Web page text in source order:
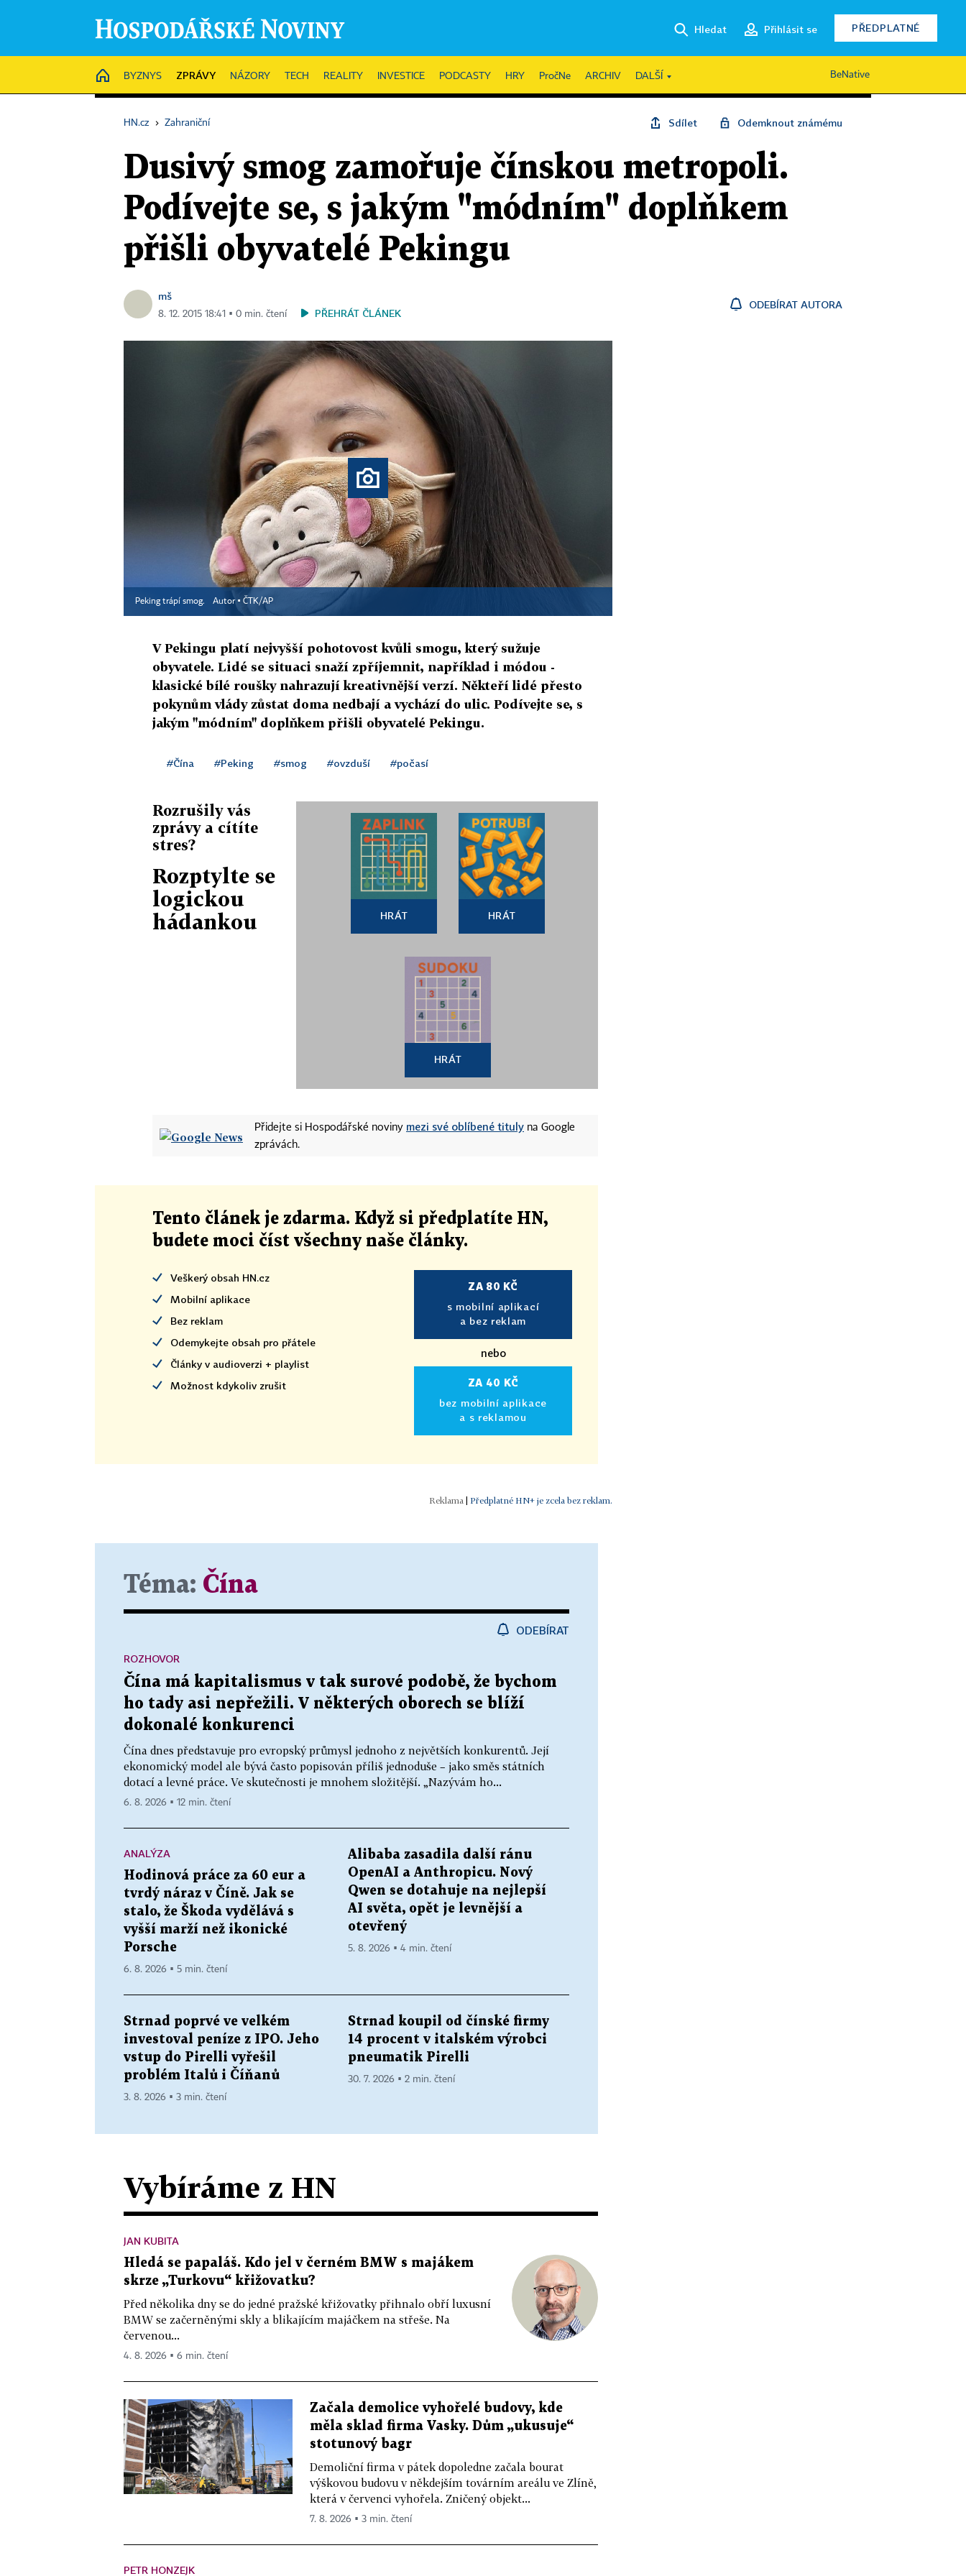
Hledat Přihlásit se PŘEDPLATNÉ
HOME
BYZNYS ZPRÁVY NÁZORY TECH REALITY INVESTICE PODCASTY HRY PročNe ARCHIV DALŠÍ BeNative
HN.cz › Zahraniční Sdílet Odemknout známému
Dusivý smog zamořuje čínskou metropoli.
Podívejte se, s jakým "módním" doplňkem
přišli obyvatelé Pekingu
mš
8. 12. 2015 18:41 ▪ 0 min. čtení PŘEHRÁT ČLÁNEK
ODEBÍRAT AUTORA
Peking trápí smog. Autor ▪ ČTK/AP
V Pekingu platí nejvyšší pohotovost kvůli smogu, který sužuje
obyvatele. Lidé se situaci snaží zpříjemnit, například i módou -
klasické bílé roušky nahrazují kreativnější verzí. Někteří lidé přesto
pokynům vlády zůstat doma nedbají a vychází do ulic. Podívejte se, s
jakým "módním" doplňkem přišli obyvatelé Pekingu.
#Čína #Peking #smog #ovzduší #počasí
Rozrušily vás
zprávy a cítíte
stres?
Rozptylte se
logickou
hádankou
HRÁT HRÁT
HRÁT
Přidejte si Hospodářské noviny mezi své oblíbené tituly na Google
zprávách.
Tento článek je zdarma. Když si předplatíte HN,
budete moci číst všechny naše články.
Veškerý obsah HN.cz
Mobilní aplikace
Bez reklam
Odemykejte obsah pro přátele
Články v audioverzi + playlist
Možnost kdykoliv zrušit
ZA 80 KČ
s mobilní aplikací
a bez reklam
nebo
ZA 40 KČ
bez mobilní aplikace
a s reklamou
| Předplatné HN+ je zcela bez reklam.
Téma: Čína
ODEBÍRAT
Čína má kapitalismus v tak surové podobě, že bychom
ho tady asi nepřežili. V některých oborech se blíží
dokonalé konkurenci
Čína dnes představuje pro evropský průmysl jednoho z největších konkurentů. Její
ekonomický model ale bývá často popisován příliš jednoduše – jako směs státních
dotací a levné práce. Ve skutečnosti je mnohem složitější. „Nazývám ho...
ROZHOVOR
6. 8. 2026 ▪ 12 min. čtení
ANALÝZA
Hodinová práce za 60 eur a
tvrdý náraz v Číně. Jak se
stalo, že Škoda vydělává s
vyšší marží než ikonické
Porsche
6. 8. 2026 ▪ 5 min. čtení
Alibaba zasadila další ránu
OpenAI a Anthropicu. Nový
Qwen se dotahuje na nejlepší
AI světa, opět je levnější a
otevřený
5. 8. 2026 ▪ 4 min. čtení
Strnad poprvé ve velkém
investoval peníze z IPO. Jeho
vstup do Pirelli vyřešil
problém Italů i Číňanů
3. 8. 2026 ▪ 3 min. čtení
Strnad koupil od čínské firmy
14 procent v italském výrobci
pneumatik Pirelli
30. 7. 2026 ▪ 2 min. čtení
Vybíráme z HN
JAN KUBITA
Hledá se papaláš. Kdo jel v černém BMW s majákem
skrze „Turkovu“ křižovatku?
Před několika dny se do jedné pražské křižovatky přihnalo obří luxusní
BMW se začerněnými skly a blikajícím majáčkem na střeše. Na
červenou...
4. 8. 2026 ▪ 6 min. čtení
Začala demolice vyhořelé budovy, kde
měla sklad firma Vasky. Dům „ukusuje“
stotunový bagr
Demoliční firma v pátek dopoledne začala bourat
výškovou budovu v někdejším továrním areálu ve Zlíně,
která v červenci vyhořela. Zničený objekt...
7. 8. 2026 ▪ 3 min. čtení
PETR HONZEJK